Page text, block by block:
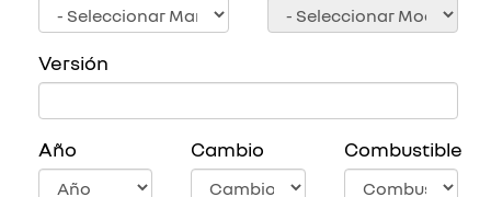
Versión
Año Cambio Combustible